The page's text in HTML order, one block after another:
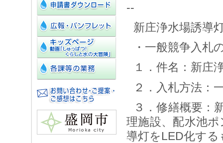
--
新庄浄水場誘導
・一般競争入札
１．件名：新庄
２．入札方法：
３．修繕概要：
理施設、配水池
導灯をLED化する